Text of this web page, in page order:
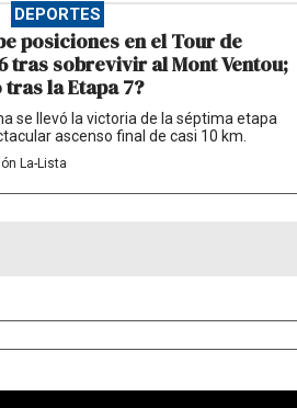
DEPORTES
posiciones en el Tour de
tras sobrevivir al Mont Ventou;
la Etapa 7?
se llevó la victoria de la séptima etapa
ascenso final de casi 10 km.
La-Lista